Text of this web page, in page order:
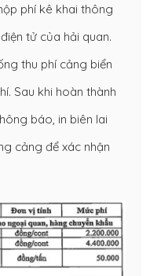
phí kê khai thông
tử của hải quan.
thu phí cảng biển
Sau khi hoàn thành
báo, in biên lai
cảng để xác nhận